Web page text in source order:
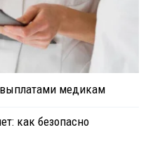
выплатами медикам
как безопасно